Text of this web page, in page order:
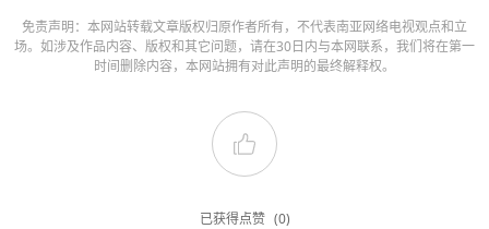
免责声明：本网站转载文章版权归原作者所有，不代表南亚网络电视观点和立
场。如涉及作品内容、版权和其它问题，请在30日内与本网联系，我们将在第一
时间删除内容，本网站拥有对此声明的最终解释权。
已获得点赞 (0)